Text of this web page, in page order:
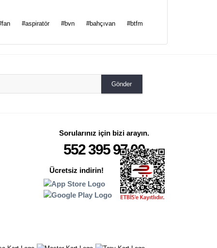
#aspiratör #bvn #bahçıvan #btfm
Gönder
Sorularınız için bizi arayın.
552 395 97 00
Ücretsiz indirin!